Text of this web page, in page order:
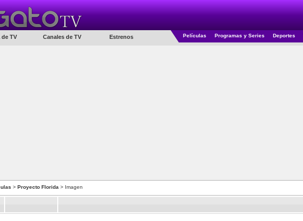
de TV Canales de TV Estrenos Películas Programas y Series Deportes
> Proyecto Florida > Imagen